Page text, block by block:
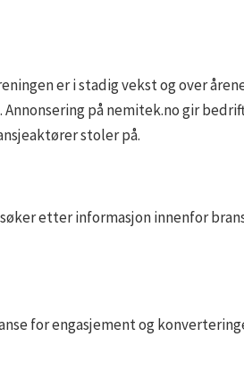
er i stadig vekst og over
på nemitek.no gir
stoler på.
etter informasjon innenfor
for engasjement og